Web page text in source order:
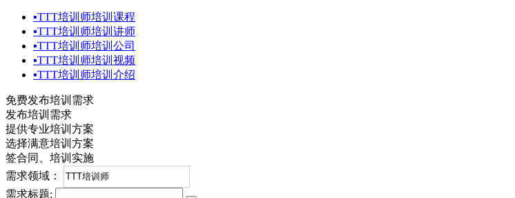
▪TTT培训师培训课程
▪TTT培训师培训讲师
▪TTT培训师培训公司
▪TTT培训师培训视频
▪TTT培训师培训介绍
免费发布培训需求
发布培训需求
提供专业培训方案
选择满意培训方案
签合同、培训实施
需求领域：
需求标题: